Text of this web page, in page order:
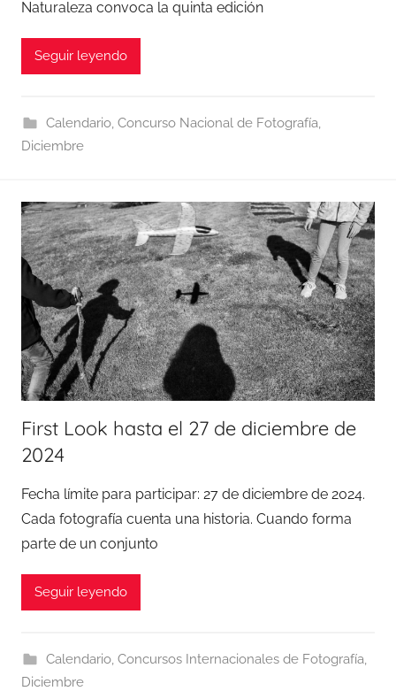
Naturaleza convoca la quinta edición
Seguir leyendo
Calendario, Concurso Nacional de Fotografía,
Diciembre
First Look hasta el 27 de diciembre de
2024
Fecha límite para participar: 27 de diciembre de 2024.
Cada fotografía cuenta una historia. Cuando forma
parte de un conjunto
Seguir leyendo
Calendario, Concursos Internacionales de Fotografía,
Diciembre